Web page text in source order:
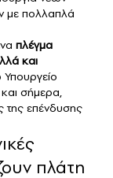
με πολλαπλά
πλέγμα
και
σήμερα,
της επένδυσης
πλάτη